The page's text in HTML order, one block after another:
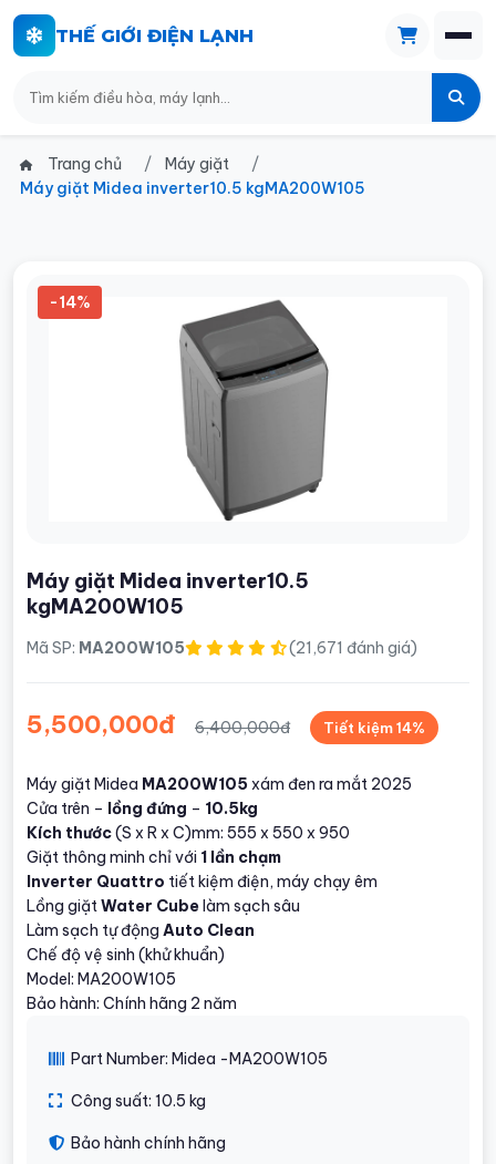
THẾ GIỚI ĐIỆN LẠNH
Trang chủ
Máy giặt
Máy giặt Midea inverter10.5 kgMA200W105
-14%
Máy giặt Midea inverter10.5
kgMA200W105
Mã SP: MA200W105 (21,671 đánh giá)
5,500,000đ 6,400,000đ Tiết kiệm 14%
Máy giặt Midea MA200W105 xám đen ra mắt 2025
Cửa trên – lồng đứng – 10.5kg
Kích thước(S x R x C)mm: 555 x 550 x 950
Giặt thông minh chỉ với 1 lần chạm
Inverter Quattro tiết kiệm điện, máy chạy êm
Lồng giặt Water Cubelàm sạch sâu
Làm sạch tự động Auto Clean
Chế độ vệ sinh (khử khuẩn)
Model: MA200W105
Bảo hành: Chính hãng 2 năm
Part Number: Midea -MA200W105
Công suất: 10.5 kg
Bảo hành chính hãng